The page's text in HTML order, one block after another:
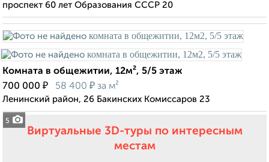
проспект 60 лет Образования СССР 20
5
Комната в общежитии, 12м², 5/5 этаж
700 000 ₽ 58 400 ₽ за м²
Ленинский район, 26 Бакинских Комиссаров 23
Виртуальные 3D-туры по интересным
местам